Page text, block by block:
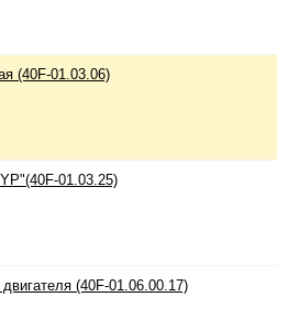
(40F-01.03.06)
01.03.25)
(40F-01.06.00.17)